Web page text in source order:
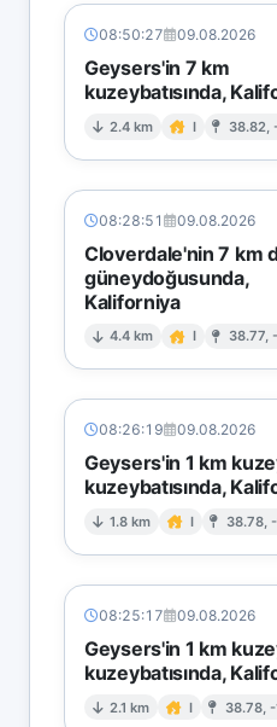
08:50:27 09.08.2026
Geysers'in 7 km
kuzeybatısında,
2.4 km I 38.82,
08:28:51 09.08.2026
Cloverdale'nin 7 km
güneydoğusunda,
Kaliforniya
4.4 km I 38.77,
08:26:19 09.08.2026
Geysers'in 1 km
kuzeybatısında,
1.8 km I 38.78,
08:25:17 09.08.2026
Geysers'in 1 km
kuzeybatısında,
2.1 km I 38.78,